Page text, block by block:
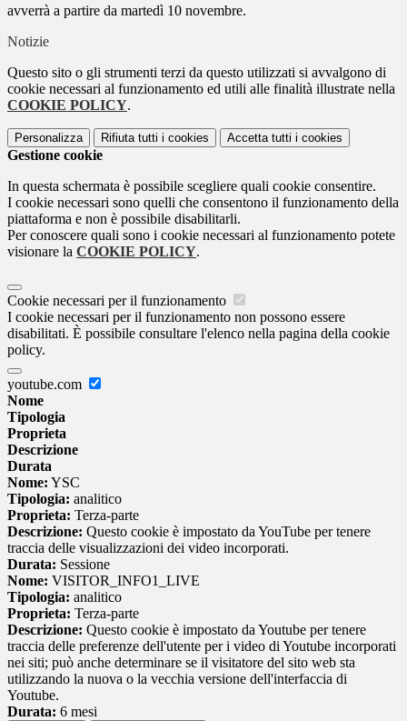
avverrà a partire da martedì 10 novembre.
Notizie
Questo sito o gli strumenti terzi da questo utilizzati si avvalgono di
cookie necessari al funzionamento ed utili alle finalità illustrate nella
COOKIE POLICY.
Personalizza Rifiuta tutti i cookies Accetta tutti i cookies
Gestione cookie
In questa schermata è possibile scegliere quali cookie consentire.
I cookie necessari sono quelli che consentono il funzionamento della
piattaforma e non è possibile disabilitarli.
Per conoscere quali sono i cookie necessari al funzionamento potete
visionare la COOKIE POLICY.
Cookie necessari per il funzionamento
I cookie necessari per il funzionamento non possono essere
disabilitati. È possibile consultare l'elenco nella pagina della cookie
policy.
youtube.com
Nome
Tipologia
Proprieta
Descrizione
Durata
Nome: YSC
Tipologia: analitico
Proprieta: Terza-parte
Descrizione: Questo cookie è impostato da YouTube per tenere
traccia delle visualizzazioni dei video incorporati.
Durata: Sessione
Nome: VISITOR_INFO1_LIVE
Tipologia: analitico
Proprieta: Terza-parte
Descrizione: Questo cookie è impostato da Youtube per tenere
traccia delle preferenze dell'utente per i video di Youtube incorporati
nei siti; può anche determinare se il visitatore del sito web sta
utilizzando la nuova o la vecchia versione dell'interfaccia di
Youtube.
Durata: 6 mesi